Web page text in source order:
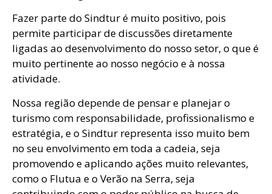
Fazer parte do Sindtur é muito positivo, pois
permite participar de discussões diretamente
ligadas ao desenvolvimento do nosso setor, o que é
muito pertinente ao nosso negócio e à nossa
atividade.
Nossa região depende de pensar e planejar o
turismo com responsabilidade, profissionalismo e
estratégia, e o Sindtur representa isso muito bem
no seu envolvimento em toda a cadeia, seja
promovendo e aplicando ações muito relevantes,
como o Flutua e o Verão na Serra, seja